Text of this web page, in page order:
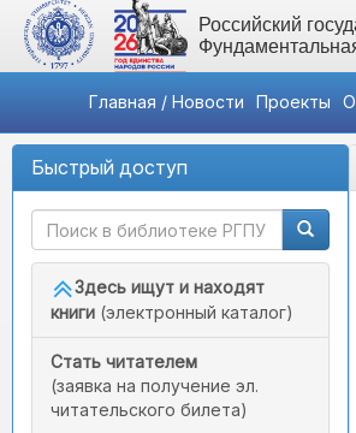
Российский
Главная / Новости Проекты
Быстрый доступ
Здесь ищут и находят
книги (электронный каталог)
Стать читателем
(заявка на получение эл.
читательского билета)